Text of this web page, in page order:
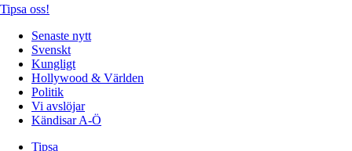
Tipsa oss!
Senaste nytt
Svenskt
Kungligt
Hollywood & Världen
Politik
Vi avslöjar
Kändisar A-Ö
Tipsa